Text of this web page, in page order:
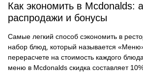
Как экономить в Mcdonalds:
распродажи и бонусы
Самые легкий способ сэкономить в
набор блюд, который называется
перерасчете на стоимость каждого
меню в Mcdonalds скидка составляет